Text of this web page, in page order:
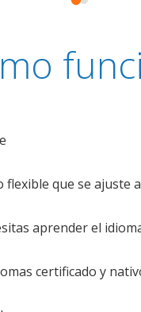
flexible que se ajuste
aprender el
certificado y